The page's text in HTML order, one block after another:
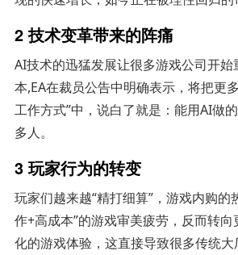
2 技术变革带来的阵痛
AI技术的迅猛发展让很多游戏公司开
本,EA在裁员公告中明确表示，将把更
工作方式”中，说白了就是：能用AI做
多人。
3 玩家行为的转变
玩家们越来越“精打细算”，游戏内购的
作+高成本”的游戏审美疲劳，反而转
化的游戏体验，这直接导致很多传统